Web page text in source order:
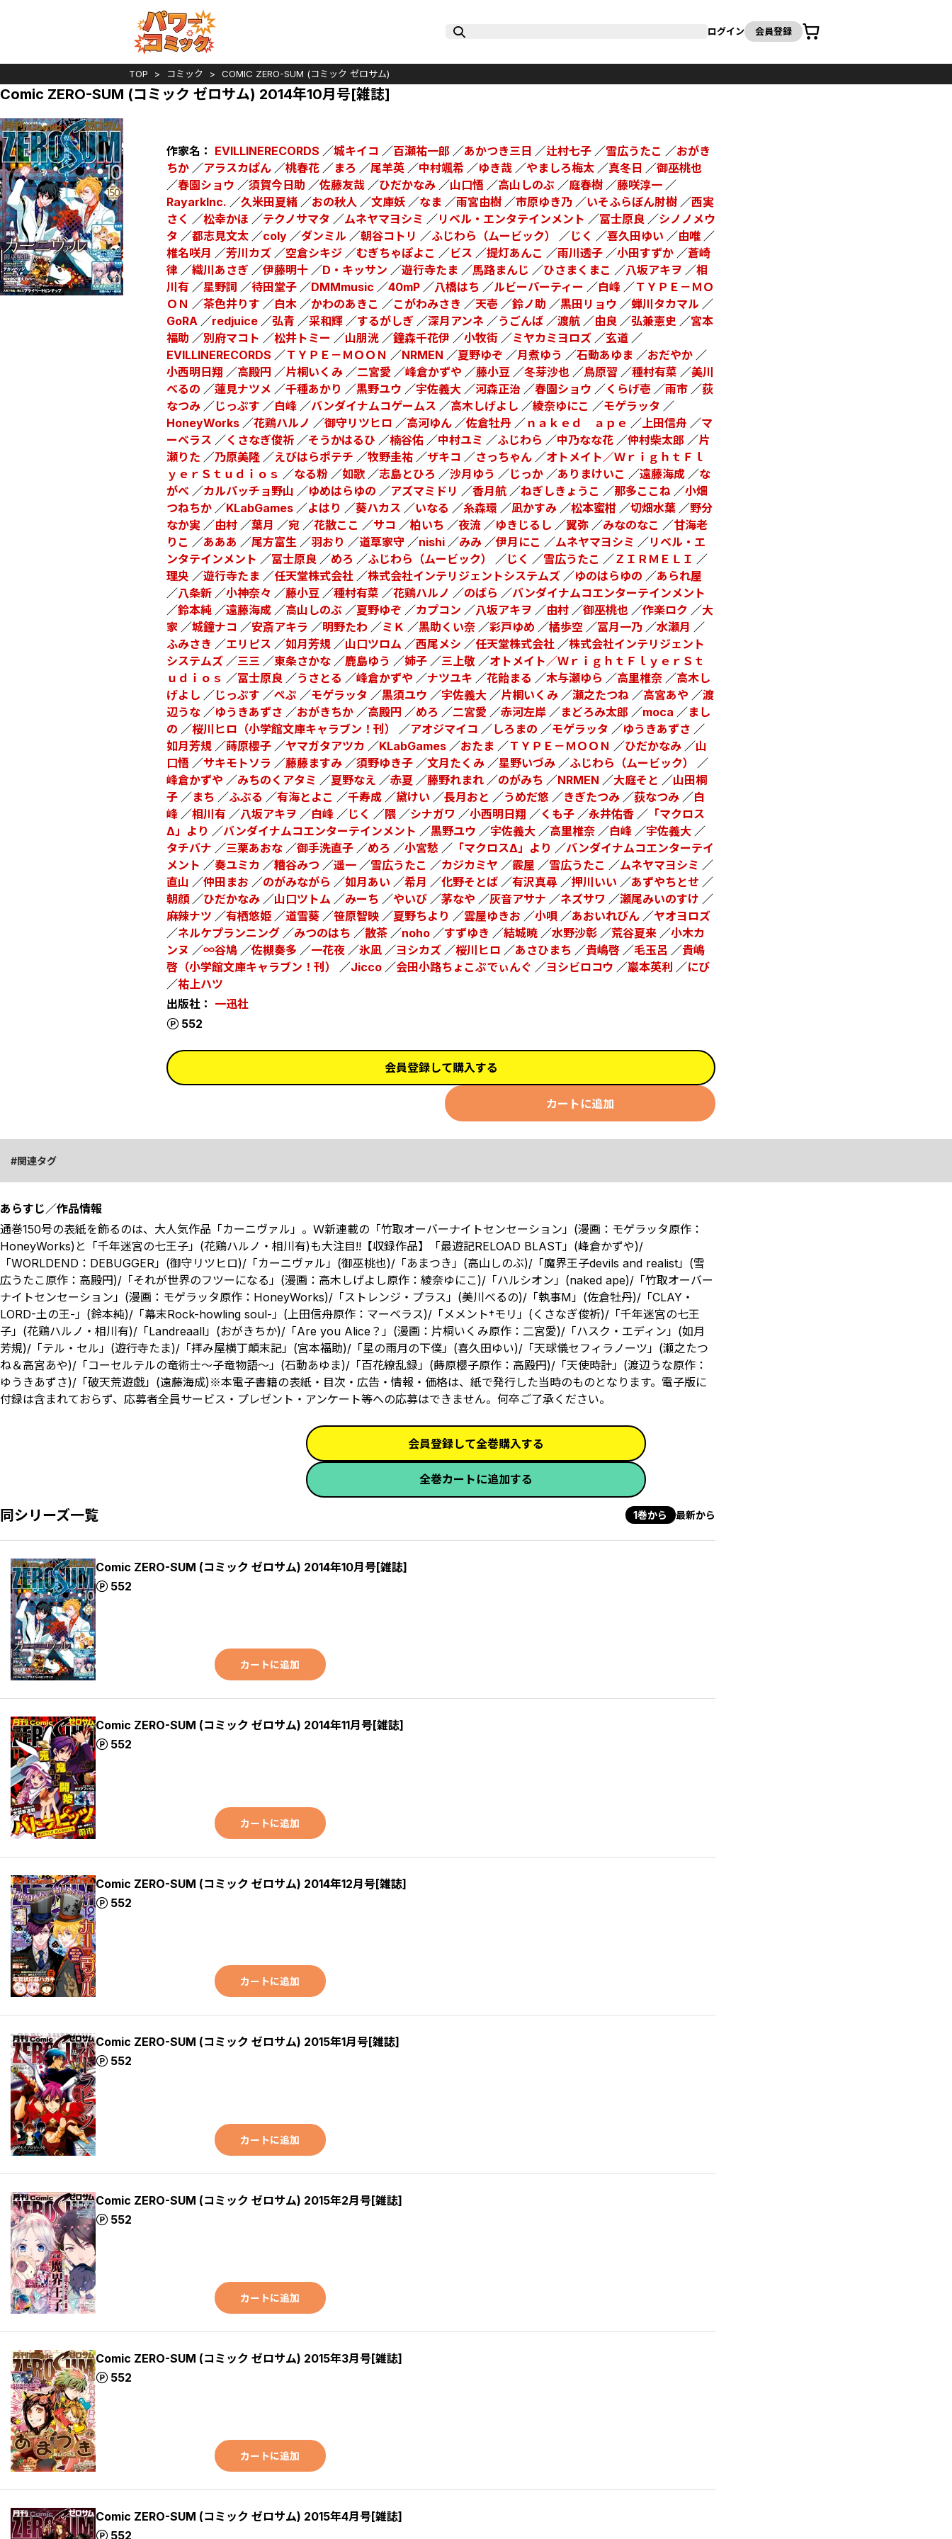
ログイン 会員登録
カート
TOP コミック COMIC ZERO-SUM (コミック ゼロサム)
Comic ZERO-SUM (コミック ゼロサム) 2014年10月号[雑誌]
作家名： EVILLINERECORDS ／城キイコ ／百瀬祐一郎 ／あかつき三日 ／辻村七子 ／雪広うたこ ／おがき
ちか ／アラスカぱん ／桃春花 ／まろ ／尾羊英 ／中村颯希 ／ゆき哉 ／やましろ梅太 ／真冬日 ／御巫桃也
／春園ショウ ／須賀今日助 ／佐藤友哉 ／ひだかなみ ／山口悟 ／高山しのぶ ／庭春樹 ／藤咲淳一 ／
RayarkInc. ／久米田夏緒 ／おの秋人 ／文庫妖 ／なま ／雨宮由樹 ／市原ゆき乃 ／いそふらぼん肘樹 ／西実
さく ／松幸かほ ／テクノサマタ ／ムネヤマヨシミ ／リベル・エンタテインメント ／冨士原良 ／シノノメウ
タ ／都志見文太 ／coly ／ダンミル ／朝谷コトリ ／ふじわら（ムービック） ／じく ／喜久田ゆい ／由唯 ／
椎名咲月 ／芳川カズ ／空倉シキジ ／むぎちゃぽよこ ／ビス ／提灯あんこ ／雨川透子 ／小田すずか ／蒼崎
律 ／織川あさぎ ／伊藤明十 ／D・キッサン ／遊行寺たま ／馬路まんじ ／ひさまくまこ ／八坂アキヲ ／相
川有 ／星野詞 ／待田堂子 ／DMMmusic ／40mP ／八橋はち ／ルビーパーティー ／白峰 ／ＴＹＰＥ－ＭＯ
ＯＮ ／茶色井りす ／白木 ／かわのあきこ ／こがわみさき ／天壱 ／鈴ノ助 ／黒田リョウ ／蝉川タカマル ／
GoRA ／redjuice ／弘青 ／采和輝 ／するがしぎ ／深月アンネ ／うごんば ／渡航 ／由良 ／弘兼憲史 ／宮本
福助 ／別府マコト ／松井トミー ／山朋洸 ／鐘森千花伊 ／小牧街 ／ミヤカミヨロズ ／玄道 ／
EVILLINERECORDS ／ＴＹＰＥ－ＭＯＯＮ ／NRMEN ／夏野ゆぞ ／月煮ゆう ／石動あゆま ／おだやか ／
小西明日翔 ／高殿円 ／片桐いくみ ／二宮愛 ／峰倉かずや ／藤小豆 ／冬芽沙也 ／鳥原習 ／種村有菜 ／美川
べるの ／蓮見ナツメ ／千種あかり ／黒野ユウ ／宇佐義大 ／河森正治 ／春園ショウ ／くらげ壱 ／雨市 ／荻
なつみ ／じっぷす ／白峰 ／バンダイナムコゲームス ／高木しげよし ／綾奈ゆにこ ／モゲラッタ ／
HoneyWorks ／花鶏ハルノ ／御守リツヒロ ／高河ゆん ／佐倉牡丹 ／ｎａｋｅｄ ａｐｅ ／ 上田信舟 ／マ
ーベラス ／くさなぎ俊祈 ／そうかはるひ ／楠谷佑 ／中村ユミ ／ふじわら ／中乃なな花 ／仲村柴太郎 ／片
瀬りた ／乃原美隆 ／えびはらポテチ ／牧野圭祐 ／ザキコ ／さっちゃん ／オトメイト／ＷｒｉｇｈｔＦｌ
ｙｅｒＳｔｕｄｉｏｓ ／なる粉 ／如歌 ／志島とひろ ／沙月ゆう ／じっか ／ありまけいこ ／遠藤海成 ／な
がべ ／カルパッチョ野山 ／ゆめはらゆの ／アズマミドリ ／香月航 ／ねぎしきょうこ ／那多ここね ／小畑
つねちか ／KLabGames ／よはり ／葵ハカス ／いなる ／糸森環 ／凪かすみ ／松本蜜柑 ／切畑水葉 ／野分
なか実 ／由村 ／葉月 ／宛 ／花散ここ ／サコ ／柏いち ／夜流 ／ゆきじるし ／翼弥 ／みなのなこ ／甘海老
りこ ／あああ ／尾方富生 ／羽おり ／道草家守 ／nishi ／みみ ／伊月にこ ／ムネヤマヨシミ ／リベル・エ
ンタテインメント ／冨士原良 ／めろ ／ふじわら（ムービック） ／じく ／雪広うたこ ／ＺＩＲＭＥＬＩ ／
理央 ／遊行寺たま ／任天堂株式会社 ／株式会社インテリジェントシステムズ ／ゆのはらゆの ／あられ屋
／八条新 ／小神奈々 ／藤小豆 ／種村有菜 ／花鶏ハルノ ／のばら ／バンダイナムコエンターテインメント
／鈴本純 ／遠藤海成 ／高山しのぶ ／夏野ゆぞ ／カプコン ／八坂アキヲ ／由村 ／御巫桃也 ／作楽ロク ／大
家 ／城鐘ナコ ／安斎アキラ ／明野たわ ／ミＫ ／黒助くい奈 ／彩戸ゆめ ／橘歩空 ／冨月一乃 ／水瀬月 ／
ふみさき ／エリピス ／如月芳規 ／山口ツロム ／西尾メシ ／任天堂株式会社 ／株式会社インテリジェント
システムズ ／三三 ／東条さかな ／鹿島ゆう ／姉子 ／三上敬 ／オトメイト／ＷｒｉｇｈｔＦｌｙｅｒＳｔ
ｕｄｉｏｓ ／冨士原良 ／うさとる ／峰倉かずや ／ナツユキ ／花飴まる ／木与瀬ゆら ／高里椎奈 ／高木し
げよし ／じっぷす ／ぺぷ ／モゲラッタ ／黒須ユウ ／宇佐義大 ／片桐いくみ ／瀬之たつね ／高宮あや ／渡
辺うな ／ゆうきあずさ ／おがきちか ／高殿円 ／めろ ／二宮愛 ／赤河左岸 ／まどろみ太郎 ／moca ／まし
の ／桜川ヒロ（小学館文庫キャラブン！刊） ／アオジマイコ ／しろまの ／モゲラッタ ／ゆうきあずさ ／
如月芳規 ／蒔原櫻子 ／ヤマガタアツカ ／KLabGames ／おたま ／ＴＹＰＥ－ＭＯＯＮ ／ひだかなみ ／山
口悟 ／サキモトソラ ／藤藤ますみ ／須野ゆき子 ／文月たくみ ／星野いづみ ／ふじわら（ムービック）
／
峰倉かずや ／みちのくアタミ ／夏野なえ ／赤夏 ／藤野れまれ ／のがみち ／NRMEN ／大庭そと ／山田桐
子 ／まち ／ふぶる ／有海とよこ ／千寿成 ／黛けい ／長月おと ／うめだ悠 ／きぎたつみ ／荻なつみ ／白
峰 ／相川有 ／八坂アキヲ ／白峰 ／じく ／隈 ／シナガワ ／小西明日翔 ／くも子 ／永井佑香 ／ 「マクロス
Δ」より ／バンダイナムコエンターテインメント ／黒野ユウ ／宇佐義大 ／高里椎奈 ／白峰 ／宇佐義大 ／
タチバナ ／三栗あおな ／御手洗直子 ／めろ ／小宮愁 ／ 「マクロスΔ」より ／バンダイナムコエンターテイ
メント ／奏ユミカ ／糟谷みつ ／遥一 ／雪広うたこ ／カジカミヤ ／霰屋 ／雪広うたこ ／ムネヤマヨシミ ／
直山 ／仲田まお ／のがみながら ／如月あい ／希月 ／化野そとば ／有沢真尋 ／押川いい ／あずやちとせ ／
朝顔 ／ひだかなみ ／山口ツトム ／みーち ／やいび ／茅なや ／灰音アサナ ／ネズサワ ／瀬尾みいのすけ ／
麻辣ナツ ／有栖悠姫 ／道雪葵 ／笹原智映 ／夏野ちより ／雲屋ゆきお ／小唄 ／あおいれびん ／ヤオヨロズ
／ネルケプランニング ／みつのはち ／散茶 ／noho ／すずゆき ／結城暁 ／水野沙彰 ／荒谷夏来 ／小木カ
ンヌ ／∞谷鳩 ／佐槻奏多 ／一花夜 ／氷凪 ／ヨシカズ ／桜川ヒロ ／あさひまち ／貴嶋啓 ／毛玉呂 ／貴嶋
啓（小学館文庫キャラブン！刊）
／Jicco ／会田小路ちょこぷでぃんぐ ／ヨシビロコウ ／巖本英利 ／にび
／祐上ハツ
出版社： 一迅社
552
会員登録して購入する
カートに追加
関連タグ
あらすじ／作品情報
通巻150号の表紙を飾るのは、大人気作品「カーニヴァル」。Ｗ新連載の「竹取オーバーナイトセンセーション」(漫画：モゲラッタ原作：
HoneyWorks)と「千年迷宮の七王子」(花鶏ハルノ・相川有)も大注目!!【収録作品】「最遊記RELOAD BLAST」(峰倉かずや)/
「WORLDEND：DEBUGGER」(御守リツヒロ)/「カーニヴァル」(御巫桃也)/「あまつき」(高山しのぶ)/「魔界王子devils and realist」(雪
広うたこ原作：高殿円)/「それが世界のフツーになる」(漫画：高木しげよし原作：綾奈ゆにこ)/「ハルシオン」(naked ape)/「竹取オーバー
ナイトセンセーション」(漫画：モゲラッタ原作：HoneyWorks)/「ストレンジ・プラス」(美川べるの)/「執事M」(佐倉牡丹)/「CLAY・
LORD-土の王-」(鈴本純)/「幕末Rock-howling soul-」(上田信舟原作：マーベラス)/「メメント†モリ」(くさなぎ俊祈)/「千年迷宮の七王
子」(花鶏ハルノ・相川有)/「Landreaall」(おがきちか)/「Are you Alice？」(漫画：片桐いくみ原作：二宮愛)/「ハスク・エディン」(如月
芳規)/「テル・セル」(遊行寺たま)/「拝み屋横丁顛末記」(宮本福助)/「星の雨月の下僕」(喜久田ゆい)/「天球儀セフィラノーツ」(瀬之たつ
ね＆高宮あや)/「コーセルテルの竜術士～子竜物語～」(石動あゆま)/「百花繚乱録」(蒔原櫻子原作：高殿円)/「天使時計」(渡辺うな原作：
ゆうきあずさ)/「破天荒遊戯」(遠藤海成)※本電子書籍の表紙・目次・広告・情報・価格は、紙で発行した当時のものとなります。電子版に
付録は含まれておらず、応募者全員サービス・プレゼント・アンケート等への応募はできません。何卒ご了承ください。
会員登録して全巻購入する
全巻カートに追加する
同シリーズ一覧 1巻から 最新から
Comic ZERO-SUM (コミック ゼロサム) 2014年10月号[雑誌]
552
ポイント
カートに追加
Comic ZERO-SUM (コミック ゼロサム) 2014年11月号[雑誌]
552
ポイント
カートに追加
Comic ZERO-SUM (コミック ゼロサム) 2014年12月号[雑誌]
552
ポイント
カートに追加
Comic ZERO-SUM (コミック ゼロサム) 2015年1月号[雑誌]
552
ポイント
カートに追加
Comic ZERO-SUM (コミック ゼロサム) 2015年2月号[雑誌]
552
ポイント
カートに追加
Comic ZERO-SUM (コミック ゼロサム) 2015年3月号[雑誌]
552
ポイント
カートに追加
Comic ZERO-SUM (コミック ゼロサム) 2015年4月号[雑誌]
552
ポイント